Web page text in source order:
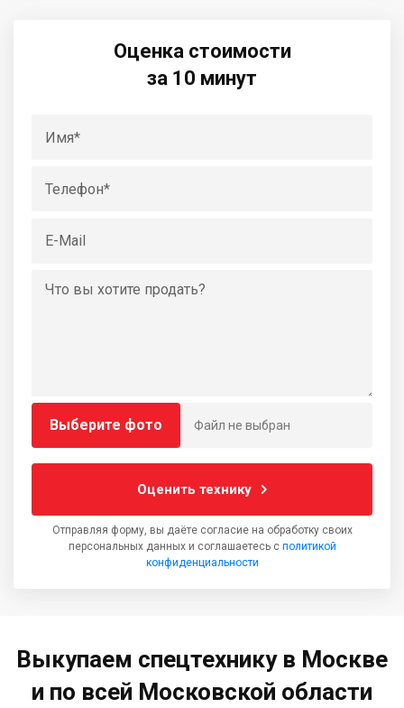
Оценка стоимости
за 10 минут
Выберите фото Файл не выбран
Оценить технику
Отправляя форму, вы даёте согласие на обработку своих
персональных данных и соглашаетесь с политикой
конфиденциальности
Выкупаем спецтехнику в Москве
и по всей Московской области